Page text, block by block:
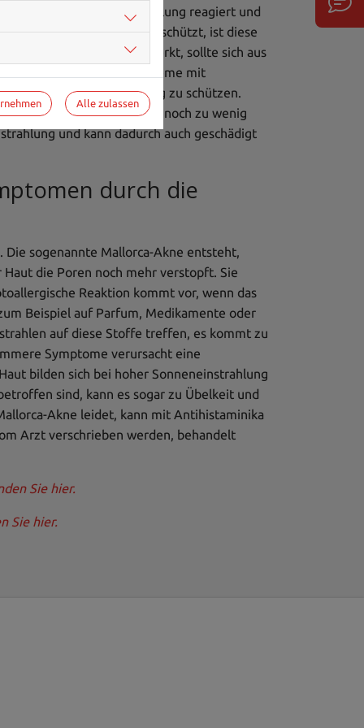
auf die Sonnenstrahlung reagiert und
UV-A- und UV-B-Strahlen schützt, ist diese
Wer die Symptome bemerkt, sollte sich aus
sich mit einer Sonnencreme mit
Haut mit langer Kleidung zu schützen.
der Haut ist noch zu wenig
und kann dadurch auch geschädigt
durch die
sogenannte Mallorca-Akne entsteht,
die Poren noch mehr verstopft. Sie
Reaktion kommt vor, wenn das
Beispiel auf Parfum, Medikamente oder
auf diese Stoffe treffen, es kommt zu
Symptome verursacht eine
bilden sich bei hoher Sonneneinstrahlung
sind, kann es sogar zu Übelkeit und
Akne leidet, kann mit Antihistaminika
Arzt verschrieben werden, behandelt
Sie hier.
Sie hier.
Alle zulassen